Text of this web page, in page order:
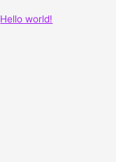
Hello world!